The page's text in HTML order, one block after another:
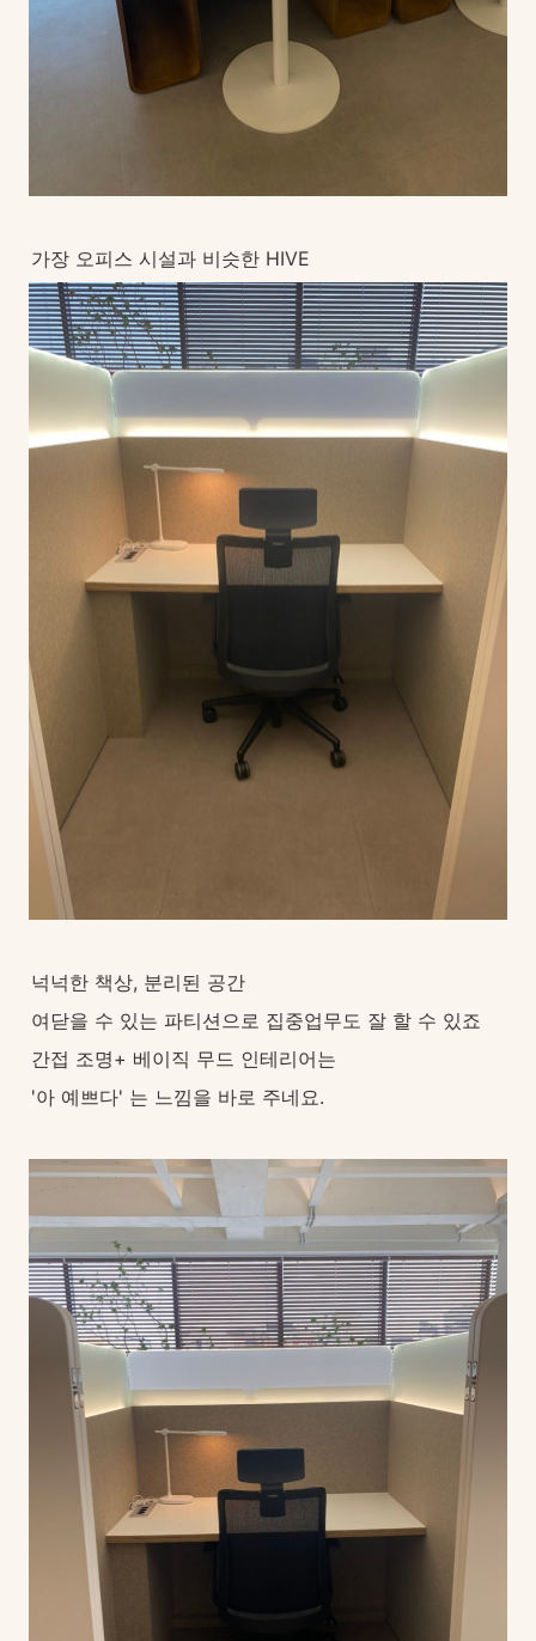
가장 오피스 시설과 비슷한 HIVE
넉넉한 책상, 분리된 공간
여닫을 수 있는 파티션으로 집중업무도 잘 할 수 있죠
간접 조명+ 베이직 무드 인테리어는
'아 예쁘다' 는 느낌을 바로 주네요.